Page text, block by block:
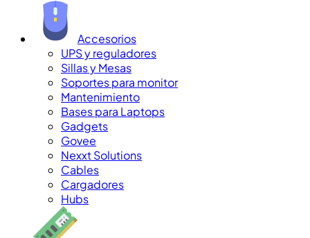
Accesorios
UPS y reguladores
Sillas y Mesas
Soportes para monitor
Mantenimiento
Bases para Laptops
Gadgets
Govee
Nexxt Solutions
Cables
Cargadores
Hubs